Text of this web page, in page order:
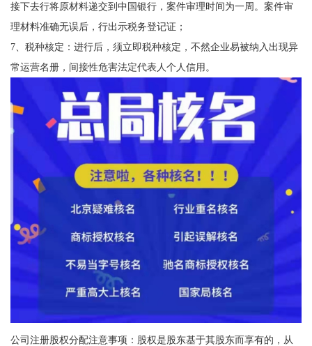
接下去行将原材料递交到中国银行，案件审理时间为一周。案件审
理材料准确无误后，行出示税务登记证；
7、税种核定：进行后，须立即税种核定，不然企业易被纳入出现异
常运营名册，间接性危害法定代表人个人信用。
公司注册股权分配注意事项：股权是股东基于其股东而享有的，从